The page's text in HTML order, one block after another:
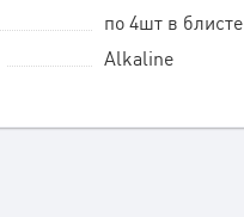
по 4шт в
Alkaline